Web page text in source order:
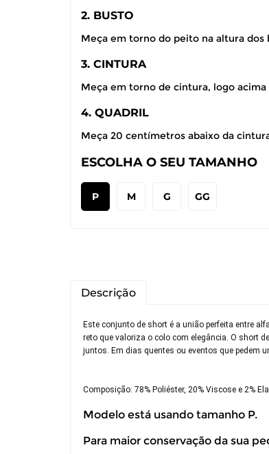
2. BUSTO
Meça em torno do peito na altura dos
3. CINTURA
Meça em torno de cintura, logo
4. QUADRIL
Meça 20 centímetros abaixo da
ESCOLHA O SEU TAMANHO
P M G GG
Descrição
Este conjunto de short é a união perfeita entre
reto que valoriza o colo com elegância. O short
juntos. Em dias quentes ou eventos que pedem
Composição: 78% Poliéster, 20% Viscose e 2%
Modelo está usando tamanho P.
Para maior conservação da sua